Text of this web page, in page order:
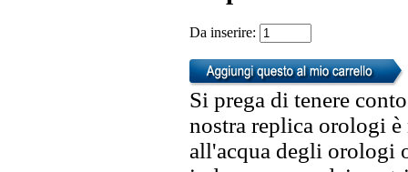
Da inserire:
Si prega di tenere
nostra replica orologi
all'acqua degli orologi